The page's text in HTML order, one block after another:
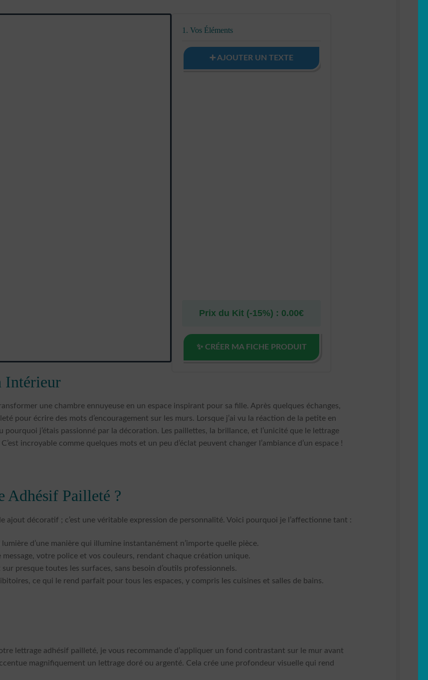
1. Vos Éléments
➕ AJOUTER UN TEXTE
Prix du Kit (-15%) : 0.00€
✨ CRÉER MA FICHE PRODUIT
Intérieur
une chambre ennuyeuse en un espace inspirant pour sa fille. Après quelques échanges,
pour écrire des mots d’encouragement sur les murs. Lorsque j’ai vu la réaction de la petite en
pourquoi j’étais passionné par la décoration. Les paillettes, la brillance, et l’unicité que le lettrage
incroyable comme quelques mots et un peu d’éclat peuvent changer l’ambiance d’un espace !
Adhésif Pailleté ?
ajout décoratif ; c’est une véritable expression de personnalité. Voici pourquoi je l’affectionne tant :
d’une manière qui illumine instantanément n’importe quelle pièce.
votre police et vos couleurs, rendant chaque création unique.
sur presque toutes les surfaces, sans besoin d’outils professionnels.
ce qui le rend parfait pour tous les espaces, y compris les cuisines et salles de bains.
lettrage adhésif pailleté, je vous recommande d’appliquer un fond contrastant sur le mur avant
magnifiquement un lettrage doré ou argenté. Cela crée une profondeur visuelle qui rend